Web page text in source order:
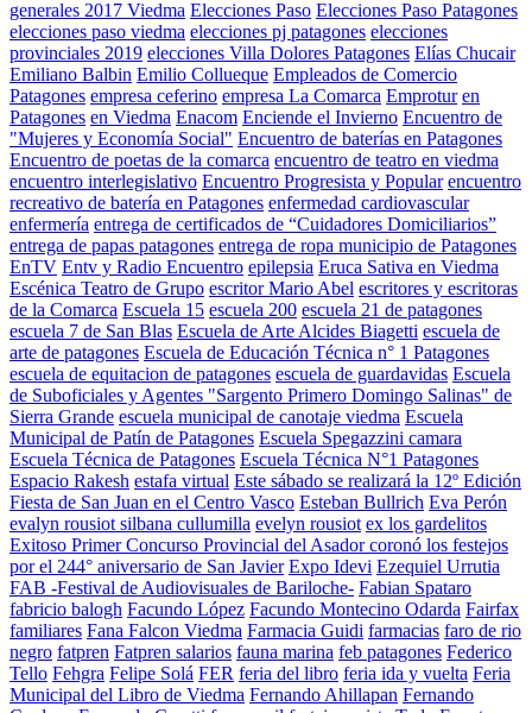
generales 2017 Viedma Elecciones Paso Elecciones Paso Patagones
elecciones paso viedma elecciones pj patagones elecciones
provinciales 2019 elecciones Villa Dolores Patagones Elías Chucair
Emiliano Balbin Emilio Collueque Empleados de Comercio
Patagones empresa ceferino empresa La Comarca Emprotur en
Patagones en Viedma Enacom Enciende el Invierno Encuentro de
"Mujeres y Economía Social" Encuentro de baterías en Patagones
Encuentro de poetas de la comarca encuentro de teatro en viedma
encuentro interlegislativo Encuentro Progresista y Popular encuentro
recreativo de batería en Patagones enfermedad cardiovascular
enfermería entrega de certificados de “Cuidadores Domiciliarios”
entrega de papas patagones entrega de ropa municipio de Patagones
EnTV Entv y Radio Encuentro epilepsia Eruca Sativa en Viedma
Escénica Teatro de Grupo escritor Mario Abel escritores y escritoras
de la Comarca Escuela 15 escuela 200 escuela 21 de patagones
escuela 7 de San Blas Escuela de Arte Alcides Biagetti escuela de
arte de patagones Escuela de Educación Técnica n° 1 Patagones
escuela de equitacion de patagones escuela de guardavidas Escuela
de Suboficiales y Agentes "Sargento Primero Domingo Salinas" de
Sierra Grande escuela municipal de canotaje viedma Escuela
Municipal de Patín de Patagones Escuela Spegazzini camara
Escuela Técnica de Patagones Escuela Técnica N°1 Patagones
Espacio Rakesh estafa virtual Este sábado se realizará la 12º Edición
Fiesta de San Juan en el Centro Vasco Esteban Bullrich Eva Perón
evalyn rousiot silbana cullumilla evelyn rousiot ex los gardelitos
Exitoso Primer Concurso Provincial del Asador coronó los festejos
por el 244° aniversario de San Javier Expo Idevi Ezequiel Urrutia
FAB -Festival de Audiovisuales de Bariloche- Fabian Spataro
fabricio balogh Facundo López Facundo Montecino Odarda Fairfax
familiares Fana Falcon Viedma Farmacia Guidi farmacias faro de rio
negro fatpren Fatpren salarios fauna marina feb patagones Federico
Tello Fehgra Felipe Solá FER feria del libro feria ida y vuelta Feria
Municipal del Libro de Viedma Fernando Ahillapan Fernando